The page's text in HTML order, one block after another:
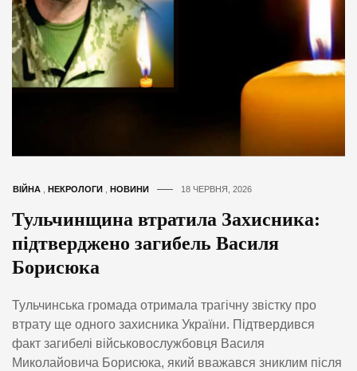
ВІЙНА НЕКРОЛОГИ НОВИНИ 18 ЧЕРВНЯ, 2026
Тульчинщина втратила Захисника:
підтверджено загибель Василя
Борисюка
Тульчинська громада отримала трагічну звістку про
втрату ще одного захисника України. Підтвердився
факт загибелі військовослужбовця Василя
Миколайовича Борисюка, який вважався зниклим після